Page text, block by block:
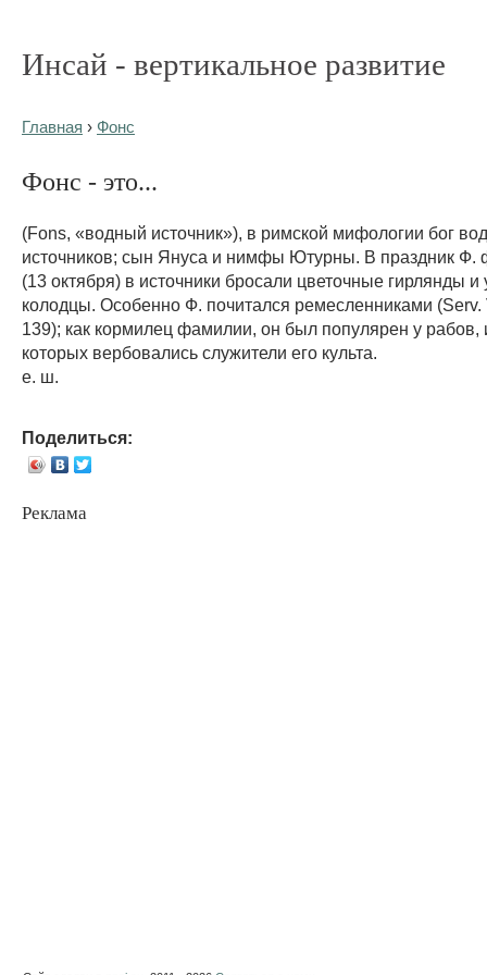
Инсай - вертикальное развитие
Главная › Фонс
Фонс - это...
(Fons, «водный источник»), в римской мифологии бог
источников; сын Януса и нимфы Ютурны. В праздник Ф.
(13 октября) в источники бросали цветочные гирлянды
колодцы. Особенно Ф. почитался ремесленниками (Serv.
139); как кормилец фамилии, он был популярен у рабов,
которых вербовались служители его культа.
е. ш.
Поделиться:
Реклама